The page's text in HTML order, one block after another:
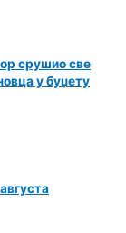
срушио све
у буџету